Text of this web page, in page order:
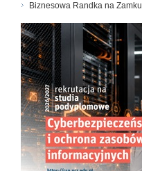
Biznesowa Randka na Zamku